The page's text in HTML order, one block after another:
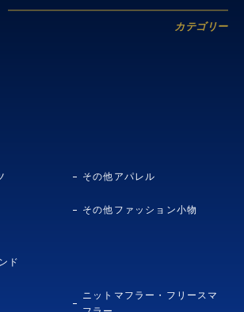
カテゴリー
その他アパレル
その他ファッション小物
ド
ニットマフラー・フリースマ